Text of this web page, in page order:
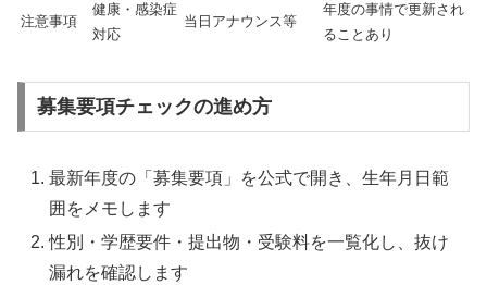
注意事項
健康・感染症
対応
当日アナウンス等
年度の事情で更新され
ることあり
募集要項チェックの進め方
最新年度の「募集要項」を公式で開き、生年月日範
囲をメモします
性別・学歴要件・提出物・受験料を一覧化し、抜け
漏れを確認します